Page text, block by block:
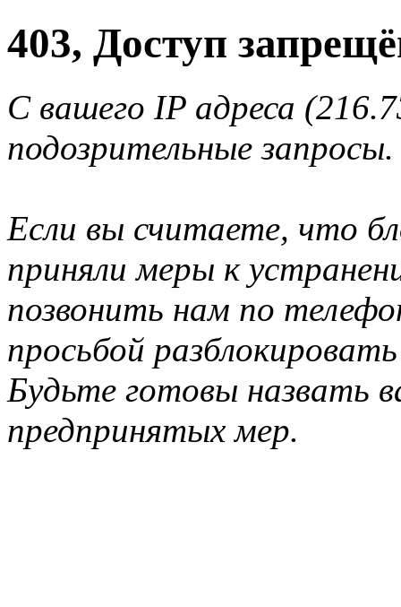
403, Доступ
С вашего IP адреса
подозрительные запросы.
Если вы считаете, что
приняли меры к
позвонить нам по
просьбой
Будьте готовы назвать
предпринятых мер.